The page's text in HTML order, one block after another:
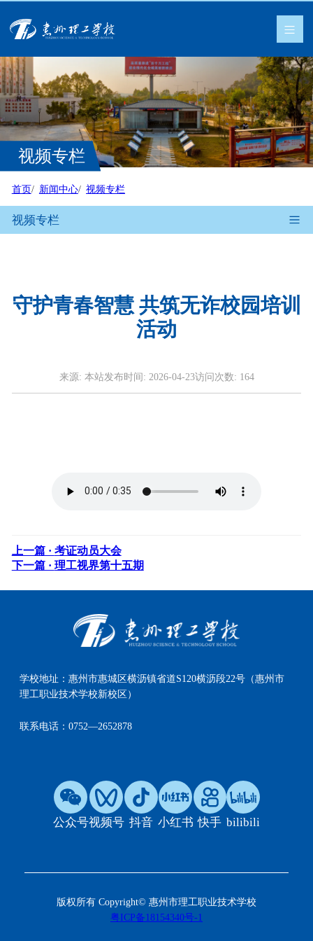
视频专栏
首页 新闻中心 视频专栏
视频专栏
守护青春智慧 共筑无诈校园培训
活动
来源: 本站发布时间: 2026-04-23访问次数: 164
上一篇 · 考证动员大会
下一篇 · 理工视界第十五期
学校地址：惠州市惠城区横沥镇省道S120横沥段22号（惠州市
理工职业技术学校新校区）
联系电话：0752—2652878
公众号视频号 抖音 小红书 快手 bilibili
版权所有 Copyright© 惠州市理工职业技术学校
粤ICP备18154340号-1